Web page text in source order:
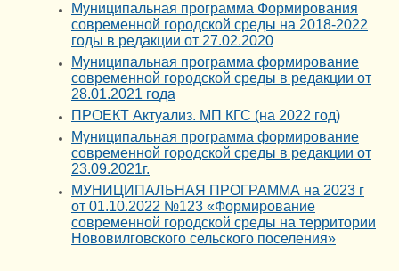
Муниципальная программа Формирования
современной городской среды на 2018-2022
годы в редакции от 27.02.2020
Муниципальная программа формирование
современной городской среды в редакции от
28.01.2021 года
ПРОЕКТ Актуализ. МП КГС (на 2022 год)
Муниципальная программа формирование
современной городской среды в редакции от
23.09.2021г.
МУНИЦИПАЛЬНАЯ ПРОГРАММА на 2023 г
от 01.10.2022 №123 «Формирование
современной городской среды на территории
Нововилговского сельского поселения»